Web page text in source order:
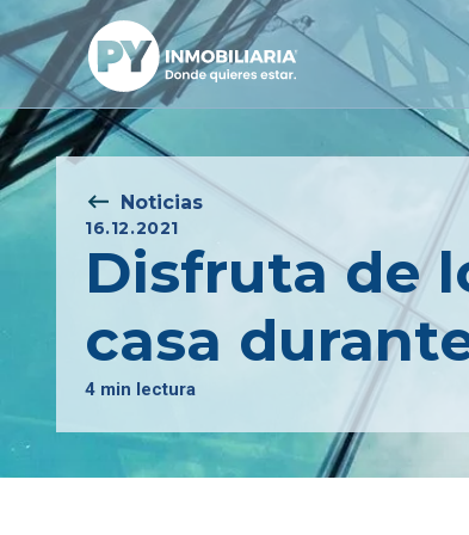
Noticias
16.12.2021
Disfruta de
casa
4 min lectura